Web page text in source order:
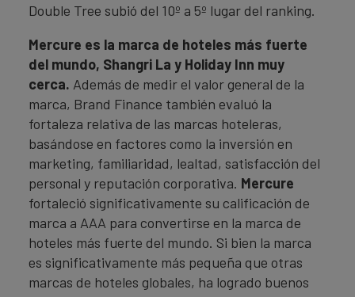
Double Tree subió del 10º a 5º lugar del ranking.
Mercure es la marca de hoteles más fuerte
del mundo, Shangri La y Holiday Inn muy
cerca. Además de medir el valor general de la
marca, Brand Finance también evaluó la
fortaleza relativa de las marcas hoteleras,
basándose en factores como la inversión en
marketing, familiaridad, lealtad, satisfacción del
personal y reputación corporativa. Mercure
fortaleció significativamente su calificación de
marca a AAA para convertirse en la marca de
hoteles más fuerte del mundo. Si bien la marca
es significativamente más pequeña que otras
marcas de hoteles globales, ha logrado buenos